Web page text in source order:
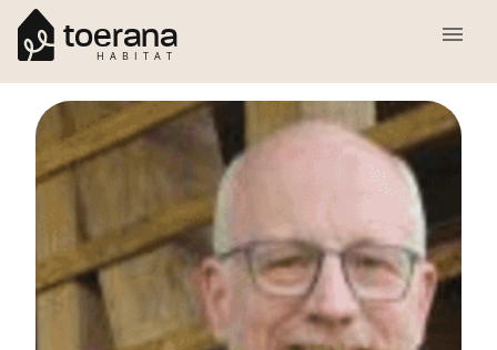
toerana
HABITAT